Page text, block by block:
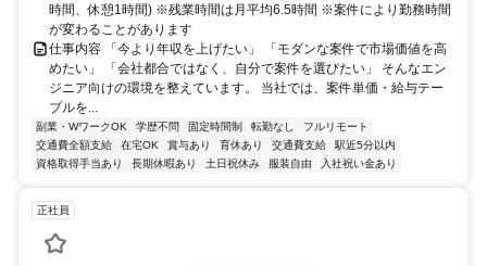
時間、休憩1時間) ※残業時間は月平均6.5時間 ※案件により勤務時間
が変わることがあります
仕事内容 「今より年収を上げたい」 「モダンな案件で市場価値を高
めたい」 「会社都合ではなく、自分で案件を選びたい」 そんなエン
ジニア向けの環境を整えています。 当社では、案件単価・給与テー
ブルを...
副業・WワークOK 学歴不問 固定時間制 転勤なし
フルリモート
交通費全額支給
在宅OK 賞与あり 育休あり 交通費支給
駅近5分以内
資格取得手当あり
長期休暇あり 土日祝休み 服装自由 入社祝い金あり
正社員